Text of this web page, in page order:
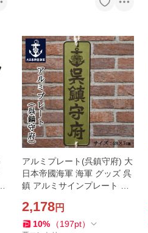
アルミプレート(呉鎮守府) 大
日本帝國海軍 海軍 グッズ 呉
鎮 アルミサインプレート サ
2,178円
10% （197pt）